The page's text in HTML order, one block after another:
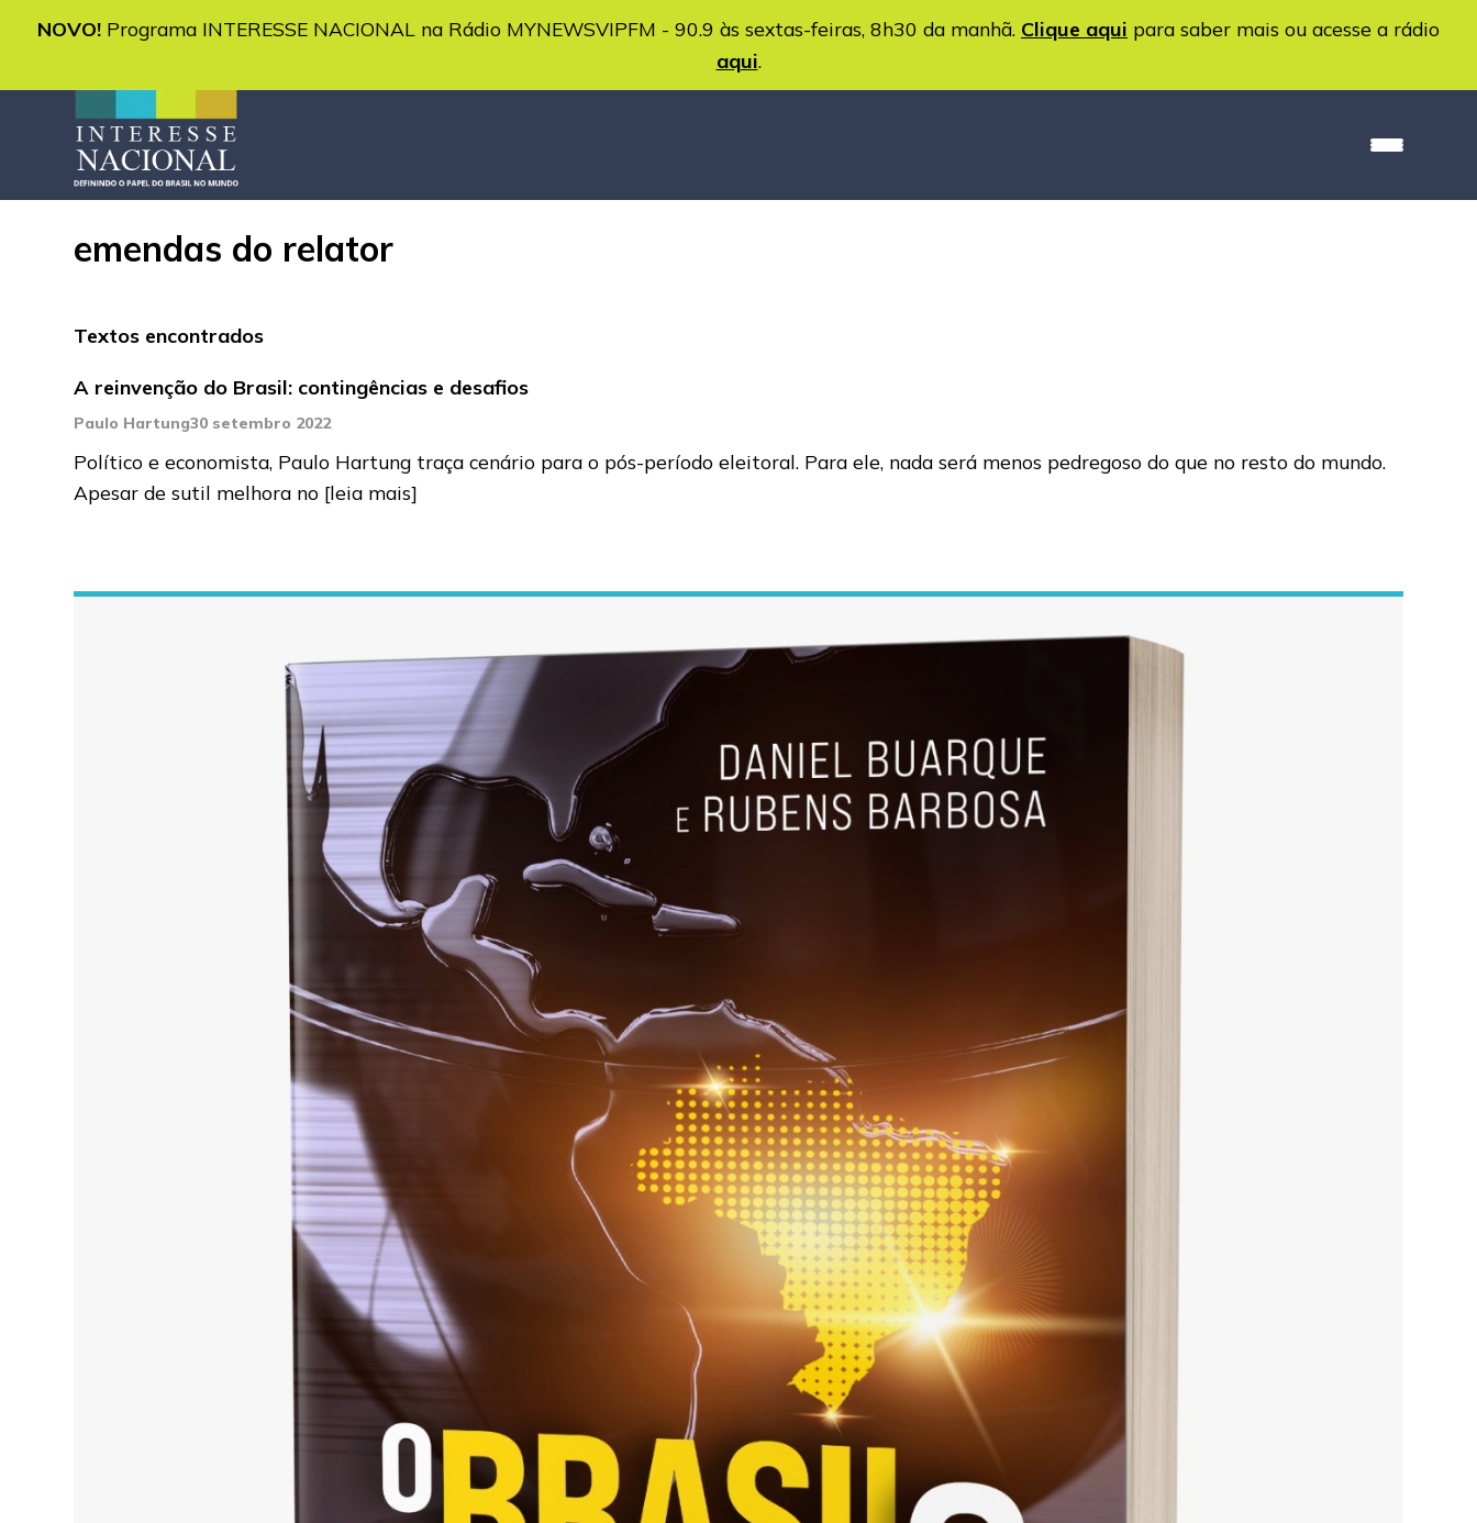
NOVO! Programa INTERESSE NACIONAL na Rádio MYNEWSVIPFM - 90.9 às sextas-feiras, 8h30 da manhã. Clique aqui para saber mais ou acesse a rádio
aqui.
emendas do relator
Textos encontrados
A reinvenção do Brasil: contingências e desafios
Paulo Hartung30 setembro 2022
Político e economista, Paulo Hartung traça cenário para o pós-período eleitoral. Para ele, nada será menos pedregoso do que no resto do mundo.
Apesar de sutil melhora no [leia mais]